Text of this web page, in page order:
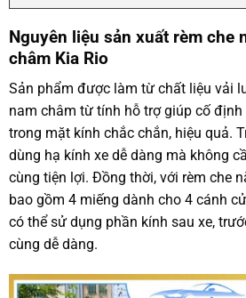
Nguyên liệu sản xuất rèm che
châm Kia Rio
Sản phẩm được làm từ chất liệu vải
nam châm từ tính hỗ trợ giúp cố định
trong mặt kính chắc chắn, hiệu quả.
dùng hạ kính xe dễ dàng mà không
cùng tiện lợi. Đồng thời, với rèm che
bao gồm 4 miếng dành cho 4 cánh
có thể sử dụng phần kính sau xe,
cùng dễ dàng.